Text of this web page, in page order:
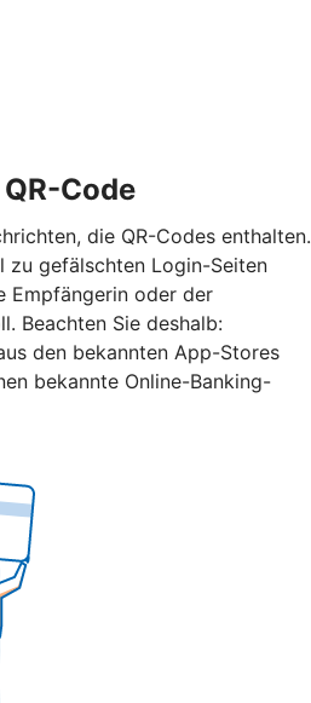
Code
die QR-Codes enthalten.
zu gefälschten Login-Seiten
Empfängerin oder der
Beachten Sie deshalb:
den bekannten App-Stores
bekannte Online-Banking-